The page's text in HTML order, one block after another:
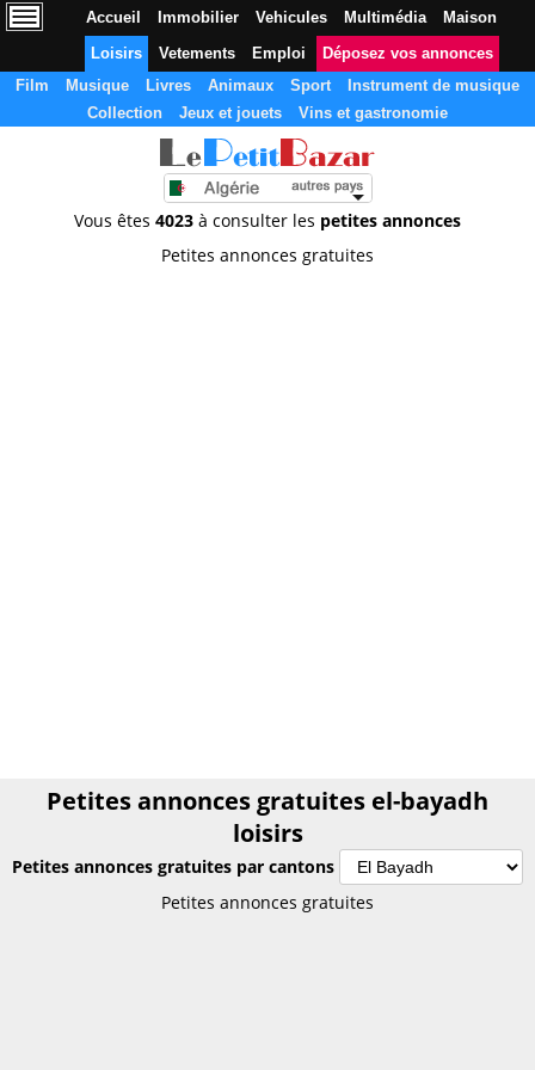
Accueil Immobilier Vehicules Multimédia
Maison
Loisirs
Vetements Emploi
Déposez vos annonces
Film
Musique Livres Animaux Sport
Instrument de musique
Collection
Jeux et jouets Vins et gastronomie
Vous êtes 4023 à consulter les petites annonces
Petites annonces gratuites
Petites annonces gratuites el-bayadh
loisirs
Petites annonces gratuites par cantons
Petites annonces gratuites el-bayadh loisirs
Petites annonces gratuites